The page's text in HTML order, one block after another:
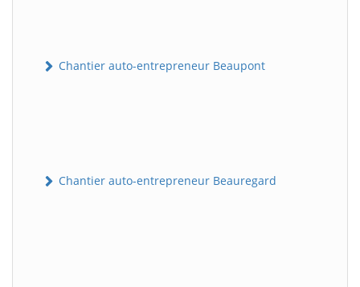
Chantier auto-entrepreneur Beaupont
Chantier auto-entrepreneur Beauregard